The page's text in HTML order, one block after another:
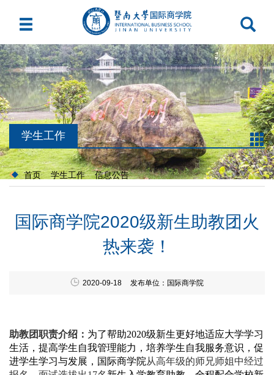
学生工作
首页 学生工作 信息公告
国际商学院2020级新生助教团火
热来袭！
2020-09-18 发布单位：国际商学院
助教团职责介绍： 为了帮助2020级新生更好地适应大学学习
生活，提高学生自我管理能力，培养学生自我服务意识，促
进学生学习与发展， 国际商学院从高年级的师兄师姐中经过